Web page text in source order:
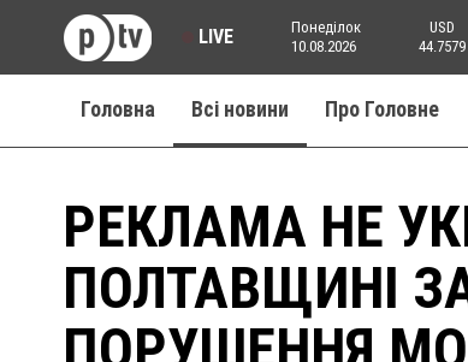
LIVE
Понеділок
10.08.2026
USD
44.7579
Головна Всі новини Про Головне
РЕКЛАМА НЕ
ПОЛТАВЩИНІ